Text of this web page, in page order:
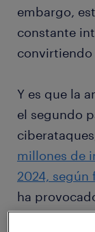
embargo,
constante
Y es que la
el segundo
millones de
2024, según
ha
estratégicos